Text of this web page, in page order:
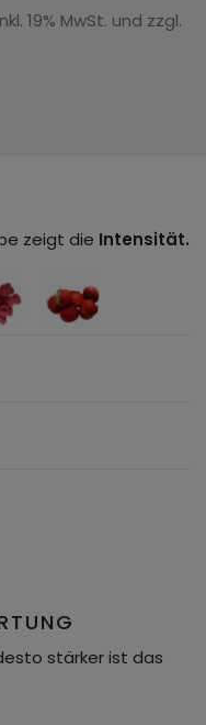
19% MwSt. und zzgl.
zeigt die Intensität.
stärker ist das